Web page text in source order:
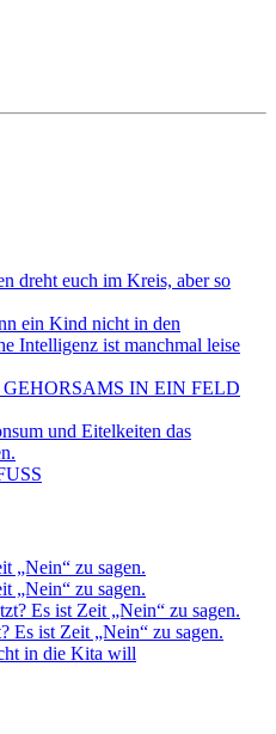
dreht euch im Kreis, aber so
ein Kind nicht in den
Intelligenz ist manchmal leise
IN EIN FELD
und Eitelkeiten das
„Nein“ zu sagen.
„Nein“ zu sagen.
Es ist Zeit „Nein“ zu sagen.
Es ist Zeit „Nein“ zu sagen.
in die Kita will